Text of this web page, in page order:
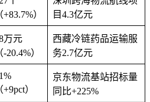
+83.7%）
目4.3亿元‌
万元
-20.4%）
西藏冷链药品运输服
务2.7亿元‌
+9pct）
京东物流基站招标量
同比+225%‌